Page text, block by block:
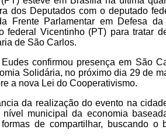
dos Deputados com o deputado
Frente Parlamentar em Defesa da
federal Vicentinho (PT) para tratar
de São Carlos.
confirmou presença em São
Solidária, no próximo dia 29 de
a nova Lei do Cooperativismo.
da realização do evento na
municipal da economia
de compartilhar, buscando